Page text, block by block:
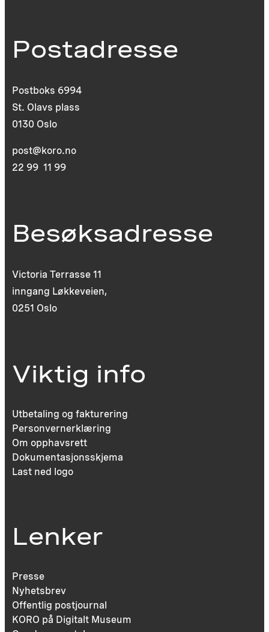
Postadresse
Postboks 6994
St. Olavs plass
0130 Oslo
post@koro.no
22 99 11 99
Besøksadresse
Victoria Terrasse 11
inngang Løkkeveien,
0251 Oslo
Viktig info
Utbetaling og fakturering
Personvernerklæring
Om opphavsrett
Dokumentasjonsskjema
Last ned logo
Lenker
Presse
Nyhetsbrev
Offentlig postjournal
KORO på Digitalt Museum